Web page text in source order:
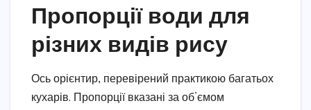
Пропорції води для
різних видів рису
Ось орієнтир, перевірений практикою багатьох
кухарів. Пропорції вказані за об’ємом